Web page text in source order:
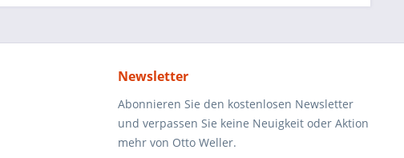
Newsletter
Abonnieren Sie den kostenlosen Newsletter
und verpassen Sie keine Neuigkeit oder Aktion
mehr von Otto Weller.